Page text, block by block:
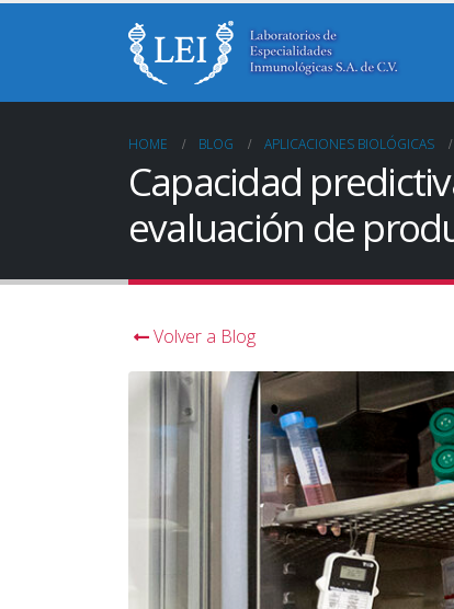
HOME BLOG APLICACIONES BIOLÓGICAS
Capacidad
evaluación de
Volver a Blog